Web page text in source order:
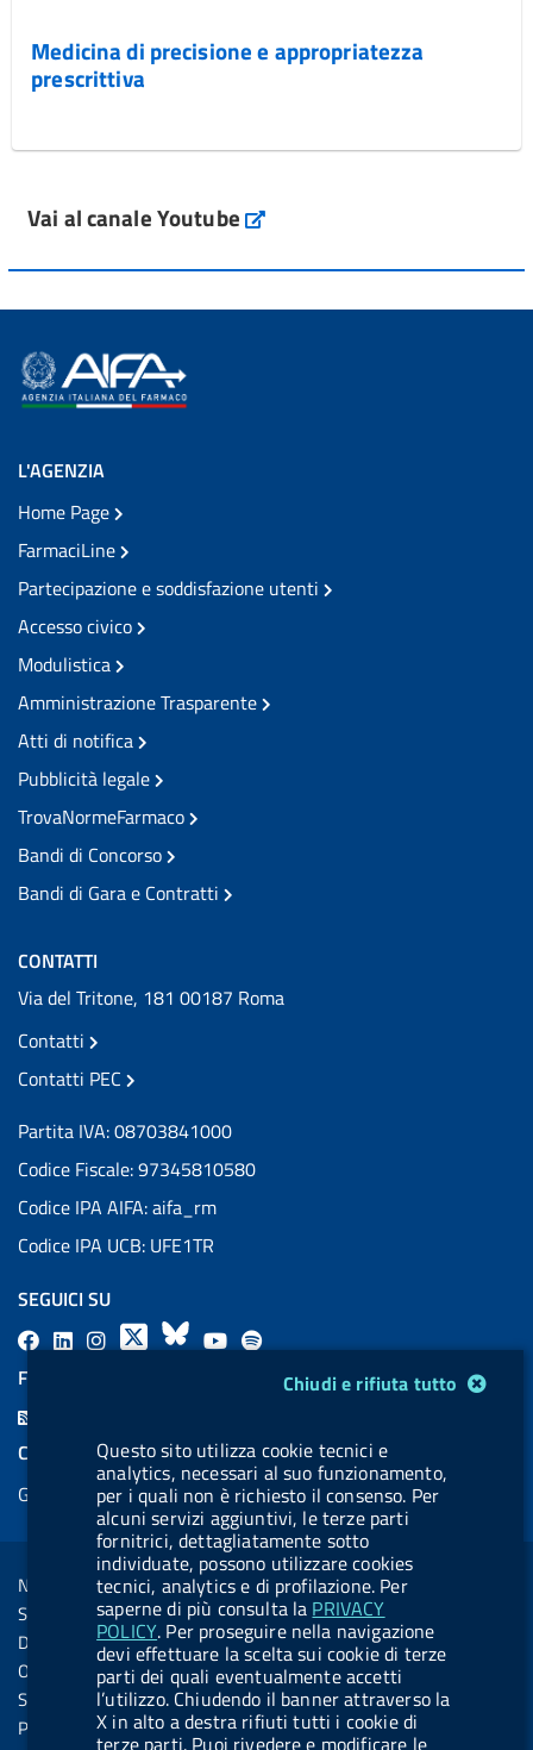
Medicina di precisione e appropriatezza
prescrittiva
Vai al canale Youtube
Chiudi e rifiuta tutto
Questo sito utilizza cookie tecnici e
analytics, necessari al suo funzionamento,
per i quali non è richiesto il consenso. Per
alcuni servizi aggiuntivi, le terze parti
fornitrici, dettagliatamente sotto
individuate, possono utilizzare cookies
tecnici, analytics e di profilazione. Per
saperne di più consulta la PRIVACY
POLICY. Per proseguire nella navigazione
devi effettuare la scelta sui cookie di terze
parti dei quali eventualmente accetti
l’utilizzo. Chiudendo il banner attraverso la
X in alto a destra rifiuti tutti i cookie di
terze parti. Puoi rivedere e modificare le
L'AGENZIA
Home Page
FarmaciLine
Partecipazione e soddisfazione utenti
Accesso civico
Modulistica
Amministrazione Trasparente
Atti di notifica
Pubblicità legale
TrovaNormeFarmaco
Bandi di Concorso
Bandi di Gara e Contratti
CONTATTI
Via del Tritone, 181 00187 Roma
Contatti
Contatti PEC
Partita IVA: 08703841000
Codice Fiscale: 97345810580
Codice IPA AIFA: aifa_rm
Codice IPA UCB: UFE1TR
SEGUICI SU
F
L
l
.
b
u
t
t
o
n
.
X
B
s
k
y
Y
u
b
e
l
l
.
b
u
t
t
o
n
.
FEED RSS
COOKIES
Gestione cookie
Sezione Link Utili
Note legali
Social Media Policy
Dichiarazione di accessibilità
Obiettivi di accessibilità
Statistiche sito
Privacy